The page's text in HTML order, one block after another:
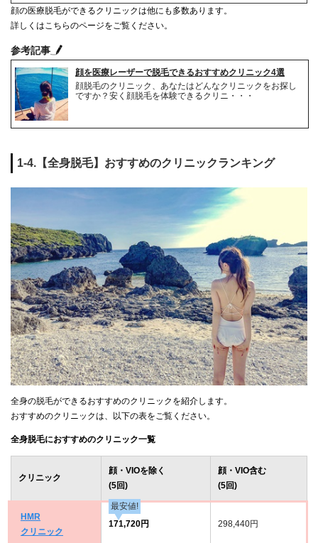
顔の医療脱毛ができるクリニックは他にも多数あります。
詳しくはこちらのページをご覧ください。
参考記事
顔を医療レーザーで脱毛できるおすすめクリニック4選
顔脱毛のクリニック、あなたはどんなクリニックをお探し
ですか？安く顔脱毛を体験できるクリニ・・・
1-4.【全身脱毛】おすすめのクリニックランキング
全身の脱毛ができるおすすめのクリニックを紹介します。
おすすめのクリニックは、以下の表をご覧ください。
全身脱毛におすすめのクリニック一覧
クリニック
顔・VIOを除く
(5回)
顔・VIO含む
(5回)
HMR
クリニック
最安値!
171,720円
298,440円